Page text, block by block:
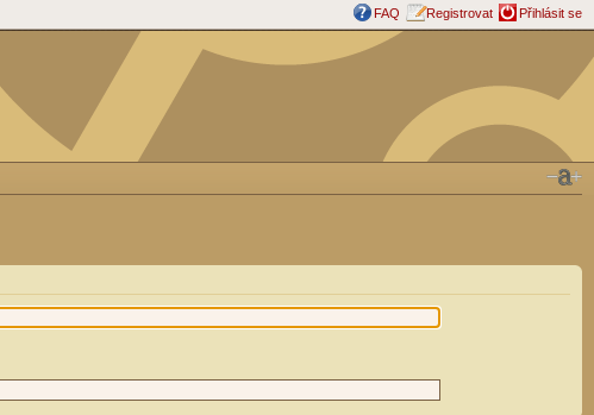
FAQ Registrovat Přihlásit se